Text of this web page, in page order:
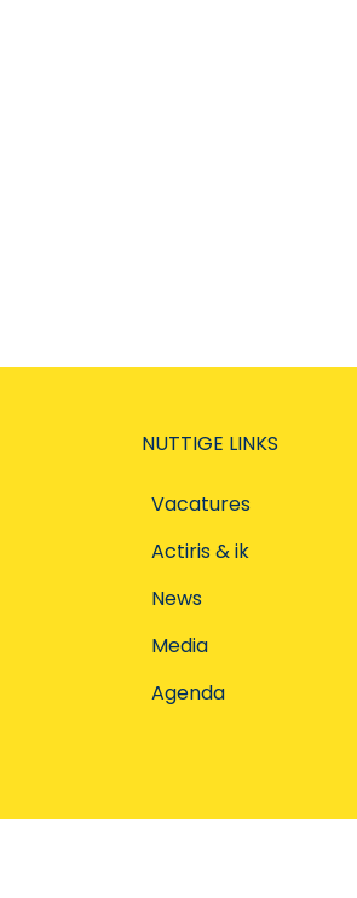
NUTTIGE LINKS
Vacatures
Actiris & ik
News
Media
Agenda